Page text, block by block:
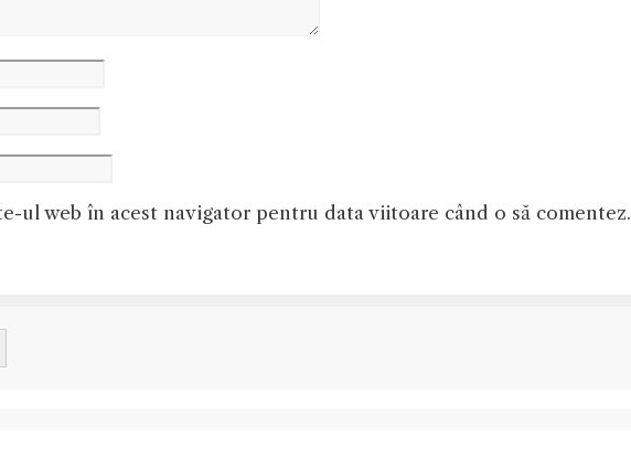
ul web în acest navigator pentru data viitoare când o să comentez.